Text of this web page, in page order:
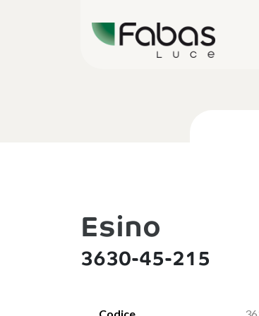
Esino
3630-45-215
Codice